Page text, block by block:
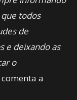
todos
de
e deixando as
o
comenta a